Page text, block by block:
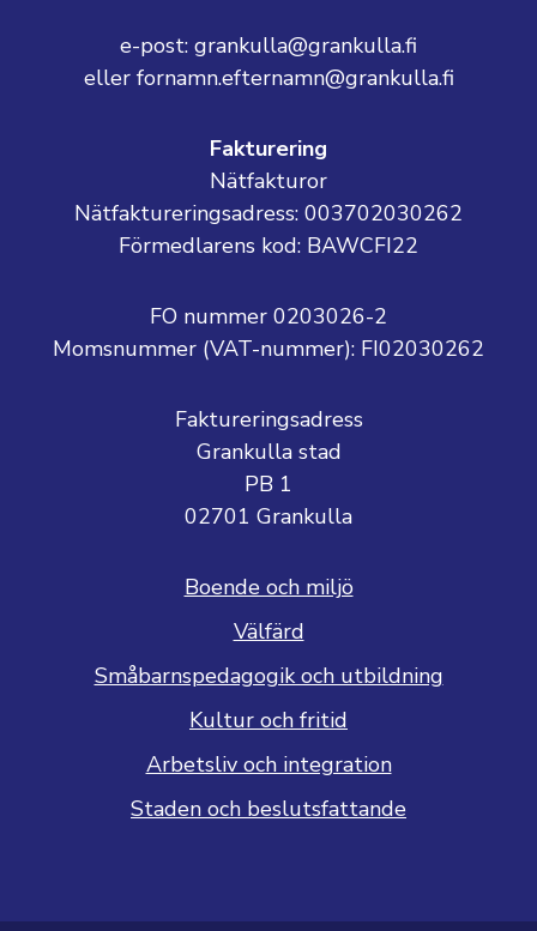
e-post: grankulla@grankulla.fi
eller fornamn.efternamn@grankulla.fi
Fakturering
Nätfakturor
Nätfaktureringsadress: 003702030262
Förmedlarens kod: BAWCFI22
FO nummer 0203026-2
Momsnummer (VAT-nummer): FI02030262
Faktureringsadress
Grankulla stad
PB 1
02701 Grankulla
Boende och miljö
Välfärd
Småbarnspedagogik och utbildning
Kultur och fritid
Arbetsliv och integration
Staden och beslutsfattande